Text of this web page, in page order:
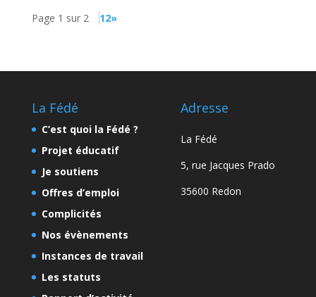
Page 1 sur 2 12»
La Fédé
C’est quoi la Fédé ?
Projet éducatif
Je soutiens
Offres d’emploi
Complicités
Nos évènements
Instances de travail
Les statuts
Adresse
La Fédé
5, rue Jacques Prado
35600 Redon